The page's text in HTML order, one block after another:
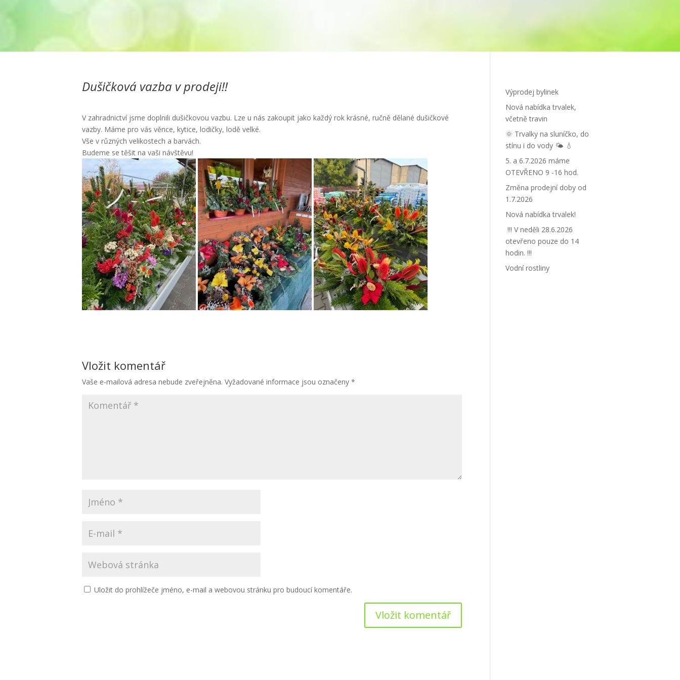
Dušičková vazba v prodeji!!
V zahradnictví jsme doplnili dušičkovou vazbu. Lze u nás zakoupit jako každý rok krásné, ručně dělané dušičkové
vazby. Máme pro vás věnce, kytice, lodičky, lodě velké.
Vše v různých velikostech a barvách.
Budeme se těšit na vaši návštěvu!
Vložit komentář
Vaše e-mailová adresa nebude zveřejněna. Vyžadované informace jsou označeny *
Uložit do prohlížeče jméno, e-mail a webovou stránku pro budoucí komentáře.
Výprodej bylinek
Nová nabídka trvalek,
včetně travin
🌞 Trvalky na sluníčko, do
stínu i do vody 🌤 💧
5. a 6.7.2026 máme
OTEVŘENO 9 -16 hod.
Změna prodejní doby od
1.7.2026
Nová nabídka trvalek!
!!! V neděli 28.6.2026
otevřeno pouze do 14
hodin. !!!
Vodní rostliny